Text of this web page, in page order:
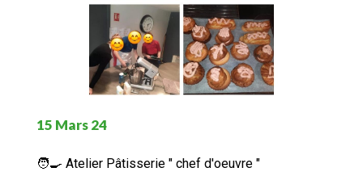
15 Mars 24
🧑‍🍳 Atelier Pâtisserie " chef d'oeuvre "